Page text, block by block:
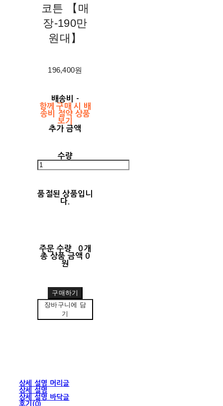
코튼 【매
장-190만
원대】
196,400원
배송비 -
함께 구매 시 배
송비 절약 상품
보기
추가 금액
수량
품절된 상품입니
다.
주문 수량
0개
총 상품 금액 0
원
구매하기
장바구니에 담
기
상세 설명 머리글
상세 설명
상세 설명 바닥글
후기(0)